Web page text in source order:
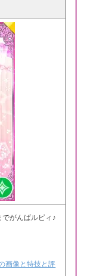
がんばルビィ♪
画像と特技と評